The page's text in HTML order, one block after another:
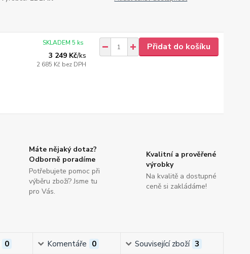
3 249 Kč/ks
2 685 Kč bez DPH
SKLADEM 5 ks Přidat do košíku
Máte nějaký dotaz?
Odborně poradíme
Potřebujete pomoc při
výběru zboží? Jsme tu
pro Vás.
Kvalitní a prověřené
výrobky
Na kvalitě a dostupné
ceně si zakládáme!
0 Komentáře 0 Související zboží 3